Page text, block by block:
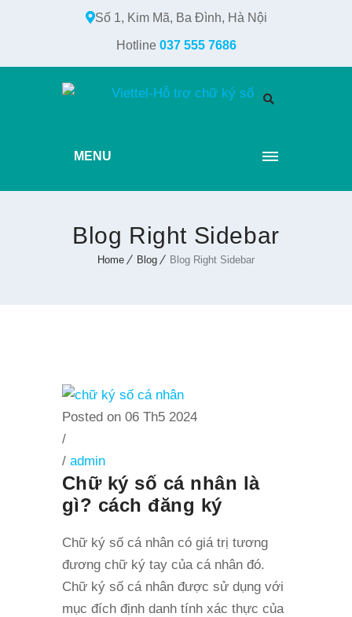
Số 1, Kim Mã, Ba Đình, Hà Nội
Hotline 037 555 7686
MENU
Blog Right Sidebar
Home Blog Blog Right Sidebar
Posted on 06 Th5 2024
/
/ admin
Chữ ký số cá nhân là
gì? cách đăng ký
Chữ ký số cá nhân có giá trị tương
đương chữ ký tay của cá nhân đó.
Chữ ký số cá nhân được sử dụng với
mục đích định danh tính xác thực của